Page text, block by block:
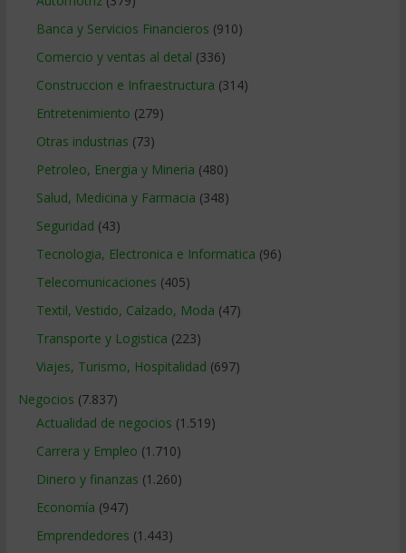
Banca y Servicios Financieros (910)
Comercio y ventas al detal (336)
Construccion e Infraestructura (314)
Entretenimiento (279)
Otras industrias (73)
Petroleo, Energia y Mineria (480)
Salud, Medicina y Farmacia (348)
Seguridad (43)
Tecnologia, Electronica e Informatica (96)
Telecomunicaciones (405)
Textil, Vestido, Calzado, Moda (47)
Transporte y Logistica (223)
Viajes, Turismo, Hospitalidad (697)
Negocios (7.837)
Actualidad de negocios (1.519)
Carrera y Empleo (1.710)
Dinero y finanzas (1.260)
Economía (947)
Emprendedores (1.443)